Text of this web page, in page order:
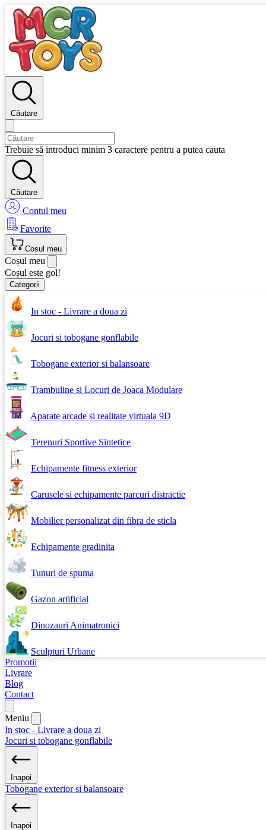
Căutare
Trebuie să introduci minim 3 caractere pentru a putea cauta
Căutare
Contul meu
Favorite
Cosul meu
Coșul meu
Coșul este gol!
Categorii
In stoc - Livrare a doua zi
Jocuri si tobogane gonflabile
Tobogane exterior si balansoare
Trambuline si Locuri de Joaca Modulare
Aparate arcade si realitate virtuala 9D
Terenuri Sportive Sintetice
Echipamente fitness exterior
Carusele si echipamente parcuri distractie
Mobilier personalizat din fibra de sticla
Echipamente gradinita
Tunuri de spuma
Gazon artificial
Dinozauri Animatronici
Sculpturi Urbane
Promotii
Livrare
Blog
Contact
Meniu
In stoc - Livrare a doua zi
Jocuri si tobogane gonflabile
Inapoi
Tobogane exterior si balansoare
Inapoi